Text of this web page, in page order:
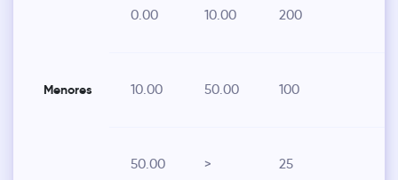
Menores
0.00 10.00 200
10.00 50.00 100
50.00 > 25